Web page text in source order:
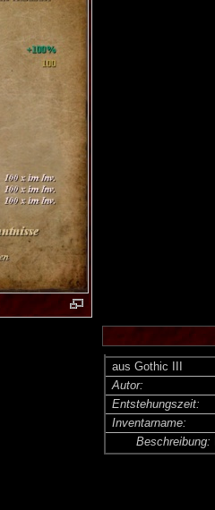
aus Gothic III
Autor:
Entsteh­ungs­zeit:
Inventar­name:
Beschreibung: